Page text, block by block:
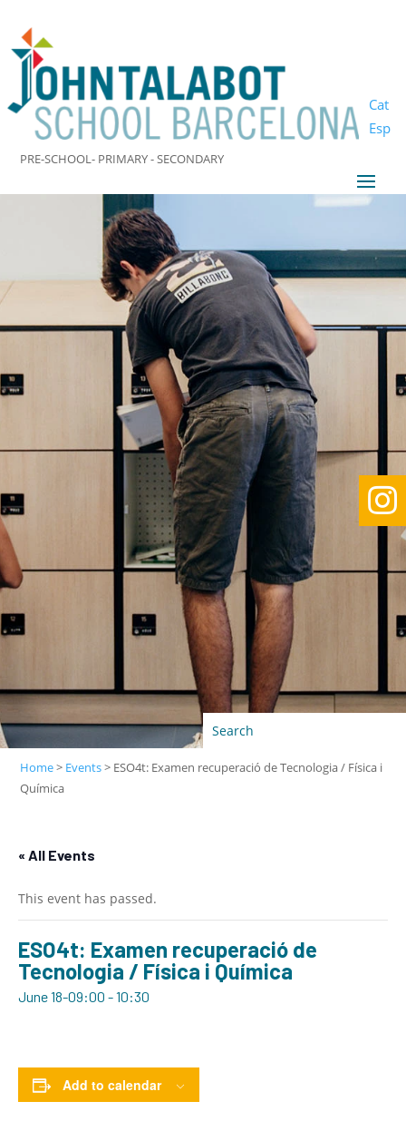
Cat
Esp
PRE-SCHOOL- PRIMARY - SECONDARY
Home> Events> ESO4t: Examen recuperació de Tecnologia / Física i
Química

« All Events
This event has passed.
ESO4t: Examen recuperació de
Tecnologia / Física i Química
June 18-09:00 -10:30
Add to calendar